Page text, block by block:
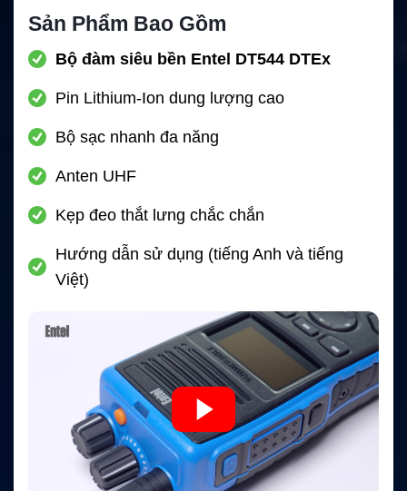
Sản Phẩm Bao Gồm
Bộ đàm siêu bền Entel DT544 DTEx
Pin Lithium-Ion dung lượng cao
Bộ sạc nhanh đa năng
Anten UHF
Kẹp đeo thắt lưng chắc chắn
Hướng dẫn sử dụng (tiếng Anh và tiếng
Việt)